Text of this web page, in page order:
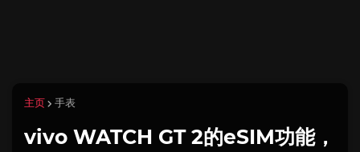
主页 手表
vivo WATCH GT 2的eSIM功能，